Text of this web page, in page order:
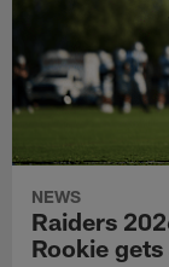
NEWS
Raiders
Rookie gets